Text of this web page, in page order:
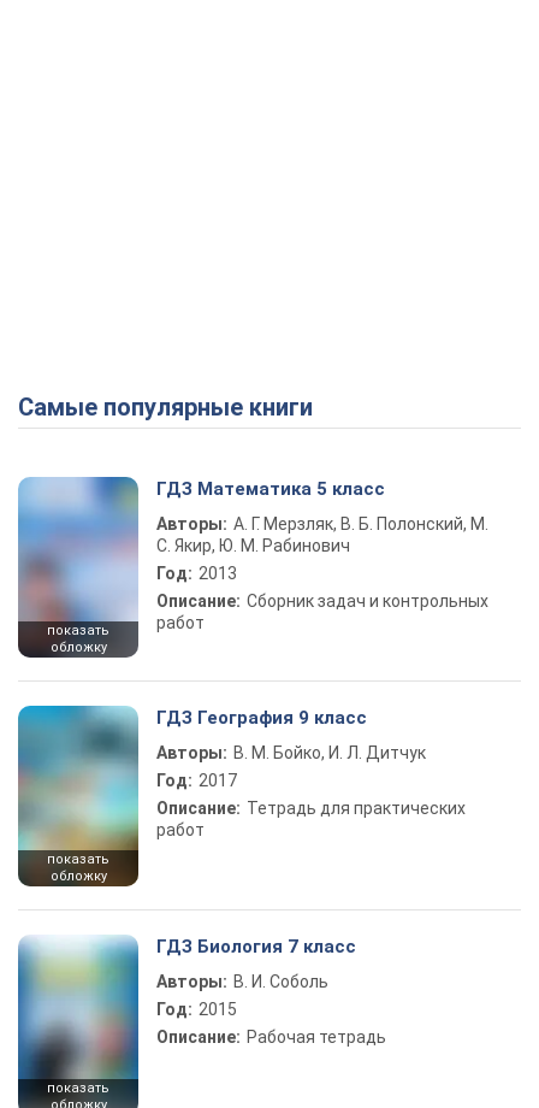
Самые популярные книги
показать
обложку
ГДЗ Математика 5 класс
Авторы: А. Г. Мерзляк, В. Б. Полонский, М.
С. Якир, Ю. М. Рабинович
Год: 2013
Описание: Сборник задач и контрольных
работ
показать
обложку
ГДЗ География 9 класс
Авторы: В. М. Бойко, И. Л. Дитчук
Год: 2017
Описание: Тетрадь для практических
работ
показать
ГДЗ Биология 7 класс
Авторы: В. И. Соболь
Год: 2015
Описание: Рабочая тетрадь